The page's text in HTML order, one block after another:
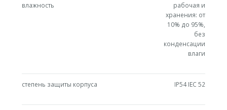
влажность
рабочая и
хранения: от
10% до 95%,
без
конденсации
влаги
степень защиты корпуса IP54 IEC 52